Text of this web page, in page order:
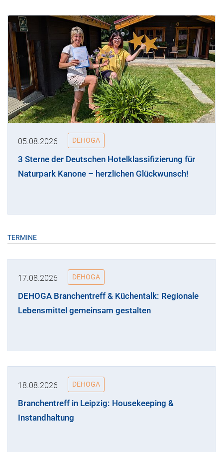
05.08.2026 DEHOGA
3 Sterne der Deutschen Hotelklassifizierung für
Naturpark Kanone – herzlichen Glückwunsch!
TERMINE
17.08.2026 DEHOGA
DEHOGA Branchentreff & Küchentalk: Regionale
Lebensmittel gemeinsam gestalten
18.08.2026 DEHOGA
Branchentreff in Leipzig: Housekeeping &
Instandhaltung